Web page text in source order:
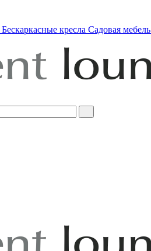
Бескаркасные кресла Садовая мебель